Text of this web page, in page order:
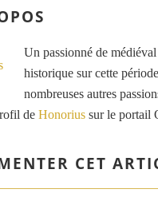
Un passionné de
historique sur cette
nombreuses autres
de Honorius sur le portail
CET